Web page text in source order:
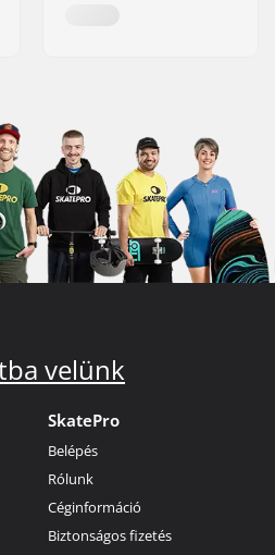
velünk
SkatePro
Belépés
Rólunk
Céginformáció
Biztonságos fizetés